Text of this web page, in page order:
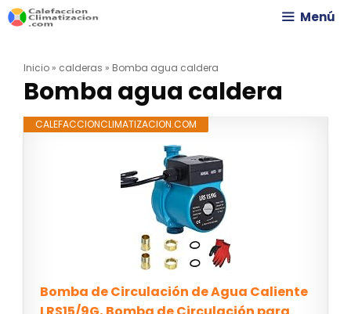
Saltar
contenido
Menú
Inicio » calderas » Bomba agua caldera
Bomba agua caldera
CALEFACCIONCLIMATIZACION.COM
Bomba de Circulación de Agua Caliente